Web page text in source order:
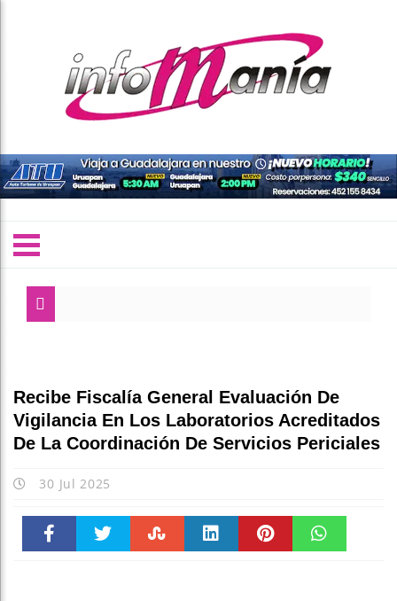
Recibe Fiscalía General Evaluación De
Vigilancia En Los Laboratorios Acreditados
De La Coordinación De Servicios Periciales
30 Jul 2025